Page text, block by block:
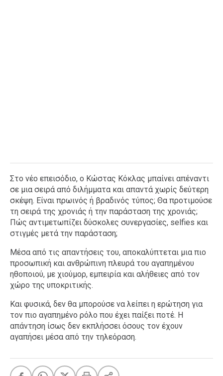
Στο νέο επεισόδιο, ο Κώστας Κόκλας μπαίνει απέναντι
σε μια σειρά από διλήμματα και απαντά χωρίς δεύτερη
σκέψη. Είναι πρωινός ή βραδινός τύπος; Θα προτιμούσε
τη σειρά της χρονιάς ή την παράσταση της χρονιάς;
Πώς αντιμετωπίζει δύσκολες συνεργασίες, selfies και
στιγμές μετά την παράσταση;
Μέσα από τις απαντήσεις του, αποκαλύπτεται μια πιο
προσωπική και ανθρώπινη πλευρά του αγαπημένου
ηθοποιού, με χιούμορ, εμπειρία και αλήθειες από τον
χώρο της υποκριτικής.
Και φυσικά, δεν θα μπορούσε να λείπει η ερώτηση για
τον πιο αγαπημένο ρόλο που έχει παίξει ποτέ. Η
απάντηση ίσως δεν εκπλήσσει όσους τον έχουν
αγαπήσει μέσα από την τηλεόραση.